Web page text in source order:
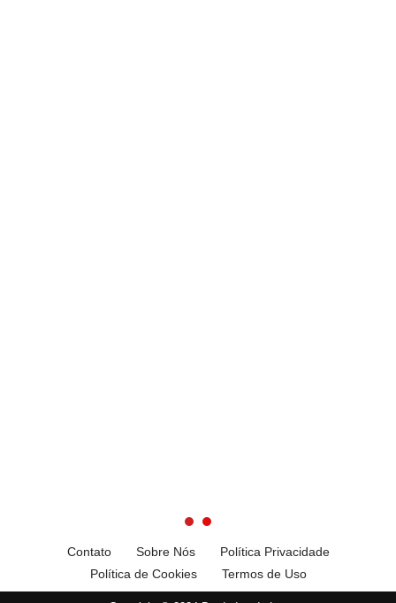
Contato Sobre Nós
Política Privacidade
Política de Cookies
Termos de Uso